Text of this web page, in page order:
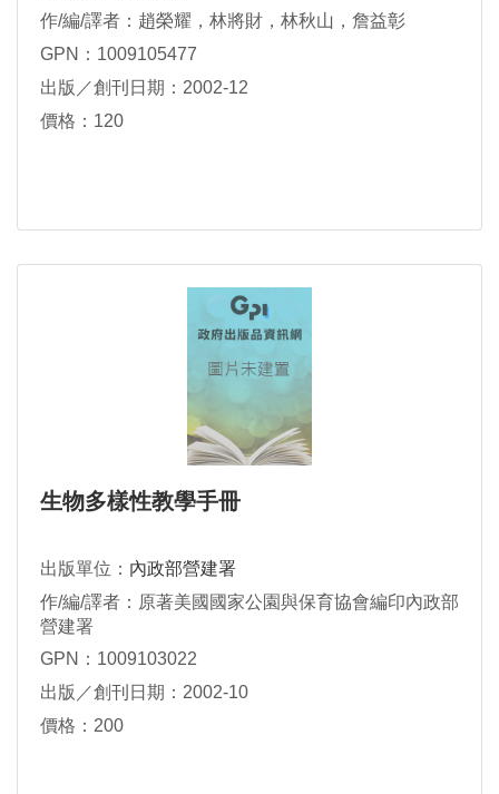
作/編/譯者：趙榮耀，林將財，林秋山，詹益彰
GPN：1009105477
出版／創刊日期：2002-12
價格：120
生物多樣性教學手冊
出版單位： 內政部營建署
作/編/譯者：原著美國國家公園與保育協會編印內政部
營建署
GPN：1009103022
出版／創刊日期：2002-10
價格：200